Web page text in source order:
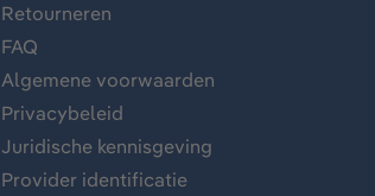
Retourneren
FAQ
Algemene voorwaarden
Privacybeleid
Juridische kennisgeving
Provider identificatie